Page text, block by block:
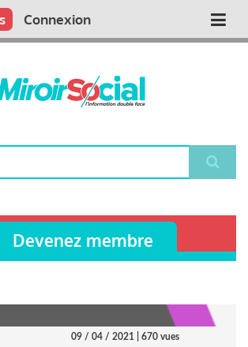
? Connexion
Devenez membre
09 / 04 / 2021 | 670 vues